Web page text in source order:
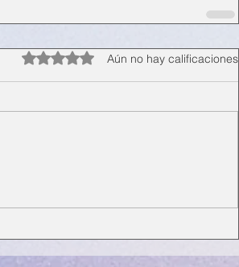
Obtuvo 0 de 5 estrellas.Aún no hay calificaciones